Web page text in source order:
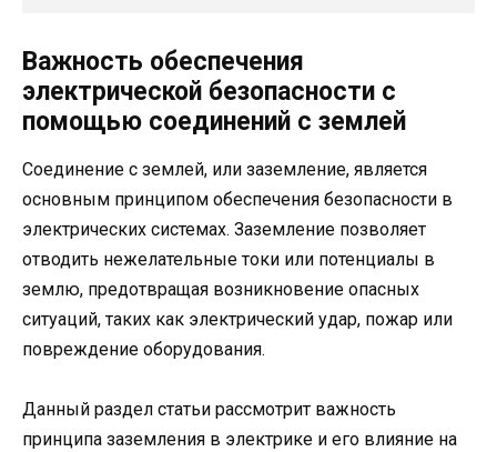
Важность обеспечения
электрической безопасности с
помощью соединений с землей
Соединение с землей, или заземление, является
основным принципом обеспечения безопасности в
электрических системах. Заземление позволяет
отводить нежелательные токи или потенциалы в
землю, предотвращая возникновение опасных
ситуаций, таких как электрический удар, пожар или
повреждение оборудования.
Данный раздел статьи рассмотрит важность
принципа заземления в электрике и его влияние на